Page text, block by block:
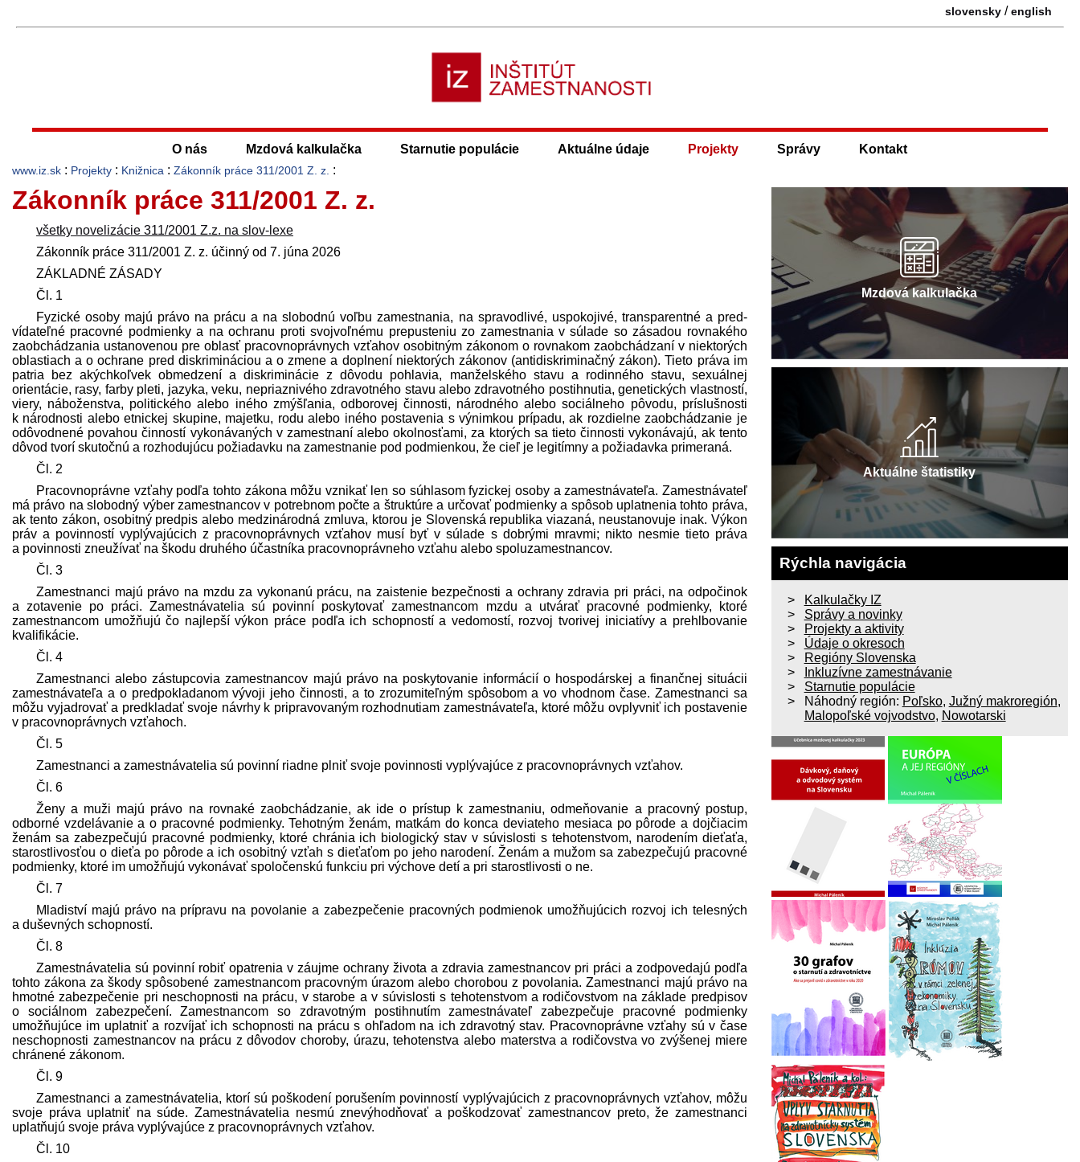
slovensky /english
O nás Mzdová kalkulačka Starnutie populácie Aktuálne údaje Projekty Správy Kontakt
www.iz.sk : Projekty : Knižnica : Zákonník práce 311/2001 Z. z. :
Zákonník práce 311/2001 Z. z.
všetky novelizácie 311/2001 Z.z. na slov-lexe
Zákonník práce 311/2001 Z. z. účinný od 7. júna 2026
ZÁKLADNÉ ZÁSADY
Čl. 1
Fyzické osoby majú právo na prácu a na slobodnú voľbu zamestnania, na spravodlivé, uspokojivé, transparentné a pred­
vídateľné pracovné podmienky a na ochranu proti svojvoľnému prepusteniu zo zamestnania v súlade so zásadou rovnakého
zaobchádzania ustanovenou pre oblasť pracovnoprávnych vzťahov osobitným zákonom o rovnakom zaobchádzaní v niektorých
oblastiach a o ochrane pred diskrimináciou a o zmene a doplnení niektorých zákonov (antidiskriminačný zákon). Tieto práva im
patria bez akýchkoľvek obmedzení a diskriminácie z dôvodu pohlavia, manželského stavu a rodinného stavu, sexuálnej
orientácie, rasy, farby pleti, jazyka, veku, nepriaznivého zdravotného stavu alebo zdravotného postihnutia, genetických vlastností,
viery, náboženstva, politického alebo iného zmýšľania, odborovej činnosti, národného alebo sociálneho pôvodu, príslušnosti
k národnosti alebo etnickej skupine, majetku, rodu alebo iného postavenia s výnimkou prípadu, ak rozdielne zaobchádzanie je
odôvodnené povahou činností vykonávaných v zamestnaní alebo okolnosťami, za ktorých sa tieto činnosti vykonávajú, ak tento
dôvod tvorí skutočnú a rozhodujúcu požiadavku na zamestnanie pod podmienkou, že cieľ je legitímny a požiadavka primeraná.
Čl. 2
Pracovnoprávne vzťahy podľa tohto zákona môžu vznikať len so súhlasom fyzickej osoby a zamest­návateľa. Zamest­návateľ
má právo na slobodný výber zamestnancov v potrebnom počte a štruktúre a určovať podmienky a spôsob uplatnenia tohto práva,
ak tento zákon, osobitný pred­pis alebo medzinárodná zmluva, ktorou je Slovenská republika viazaná, neustanovuje inak. Výkon
práv a povinností vyplývajúcich z pracovnoprávnych vzťahov musí byť v súlade s dobrými mravmi; nikto nesmie tieto práva
a povinnosti zneužívať na škodu druhého účastníka pracovnoprávneho vzťahu alebo spoluzamestnancov.
Čl. 3
Zamestnanci majú právo na mzdu za vykonanú prácu, na zaistenie bezpečnosti a ochrany zdravia pri práci, na odpočinok
a zotavenie po práci. Zamest­návatelia sú povinní poskytovať zamestnancom mzdu a utvárať pracovné podmienky, ktoré
zamestnancom umožňujú čo najlepší výkon práce podľa ich schopností a vedomostí, rozvoj tvorivej iniciatívy a prehlbovanie
kvalifikácie.
Čl. 4
Zamestnanci alebo zástupcovia zamestnancov majú právo na poskytovanie informácií o hospodárskej a finančnej situácii
zamest­návateľa a o pred­pokladanom vývoji jeho činnosti, a to zrozumiteľným spôsobom a vo vhodnom čase. Zamestnanci sa
môžu vyjadrovať a pred­kladať svoje návrhy k pripravovaným rozhodnutiam zamest­návateľa, ktoré môžu ovplyvniť ich postavenie
v pracovnoprávnych vzťahoch.
Čl. 5
Zamestnanci a zamest­návatelia sú povinní riadne plniť svoje povinnosti vyplývajúce z pracovnoprávnych vzťahov.
Čl. 6
Ženy a muži majú právo na rovnaké zaobchádzanie, ak ide o prístup k zamestnaniu, odmeňovanie a pracovný postup,
odborné vzdelávanie a o pracovné podmienky. Tehotným ženám, matkám do konca deviateho mesiaca po pôrode a dojčiacim
ženám sa zabezpečujú pracovné podmienky, ktoré chránia ich biologický stav v súvislosti s tehotenstvom, narodením dieťaťa,
starostlivosťou o dieťa po pôrode a ich osobitný vzťah s dieťaťom po jeho narodení. Ženám a mužom sa zabezpečujú pracovné
podmienky, ktoré im umožňujú vykonávať spoločenskú funkciu pri výchove detí a pri starostlivosti o ne.
Čl. 7
Mladiství majú právo na prípravu na povolanie a zabezpečenie pracovných podmienok umožňujúcich rozvoj ich telesných
a duševných schopností.
Čl. 8
Zamest­návatelia sú povinní robiť opatrenia v záujme ochrany života a zdravia zamestnancov pri práci a zodpovedajú podľa
tohto zákona za škody spôsobené zamestnancom pracovným úrazom alebo chorobou z povolania. Zamestnanci majú právo na
hmotné zabezpečenie pri neschopnosti na prácu, v starobe a v súvislosti s tehotenstvom a rodičovstvom na základe pred­pisov
o sociálnom zabezpečení. Zamestnancom so zdravotným postihnutím zamest­návateľ zabezpečuje pracovné podmienky
umožňujúce im uplatniť a rozvíjať ich schopnosti na prácu s ohľadom na ich zdravotný stav. Pracovnoprávne vzťahy sú v čase
neschopnosti zamestnancov na prácu z dôvodov choroby, úrazu, tehotenstva alebo materstva a rodičovstva vo zvýšenej miere
chránené zákonom.
Čl. 9
Zamestnanci a zamest­návatelia, ktorí sú poškodení porušením povinností vyplývajúcich z pracovnoprávnych vzťahov, môžu
svoje práva uplatniť na súde. Zamest­návatelia nesmú znevýhodňovať a poškodzovať zamestnancov preto, že zamestnanci
uplatňujú svoje práva vyplývajúce z pracovnoprávnych vzťahov.
Čl. 10
Mzdová kalkulačka
Aktuálne štatistiky
Rýchla navigácia
Kalkulačky IZ
Správy a novinky
Projekty a aktivity
Údaje o okresoch
Regióny Slovenska
Inkluzívne zamestnávanie
Starnutie populácie
Náhodný región: Poľsko, Južný makroregión,
Malopoľské vojvodstvo, Nowotarski